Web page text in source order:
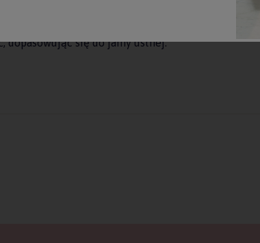
mamy uzyskując maksymalny komfort i
dopasowując się do jamy ustnej.